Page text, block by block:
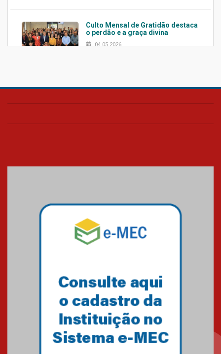
Culto Mensal de Gratidão destaca
o perdão e a graça divina
04.05.2026
Confira como foi o culto mensal
Mackenzie mobiliza campanha
solidária para apoiar famílias em
Minas Gerais
Primeiro culto do ano ressalta o
27.02.2026